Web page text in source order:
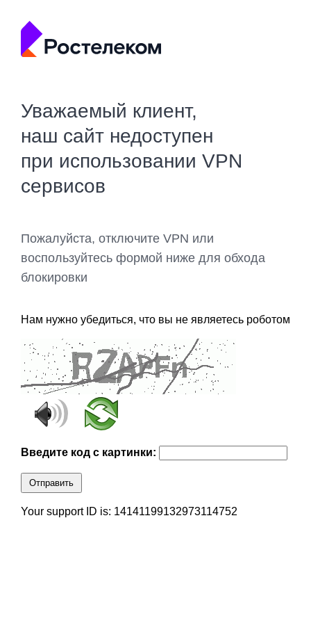
Уважаемый клиент,
наш сайт недоступен
при использовании VPN
сервисов
Пожалуйста, отключите VPN или
воспользуйтесь формой ниже для обхода
блокировки
Нам нужно убедиться, что вы не являетесь роботом
Введите код с картинки:
Отправить
Your support ID is: 14141199132973114752